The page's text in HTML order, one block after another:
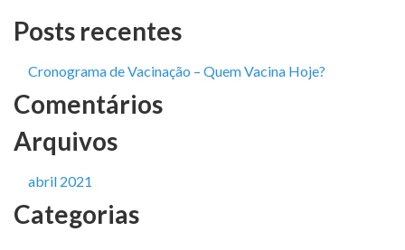
Posts recentes
Cronograma de Vacinação – Quem Vacina Hoje?
Comentários
Arquivos
abril 2021
Categorias